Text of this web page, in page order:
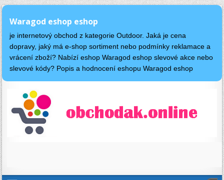
Waragod eshop eshop
je internetový obchod z kategorie Outdoor. Jaká je cena
dopravy, jaký má e-shop sortiment nebo podmínky reklamace a
vrácení zboží? Nabízí eshop Waragod eshop slevové akce nebo
slevové kódy? Popis a hodnocení eshopu Waragod eshop